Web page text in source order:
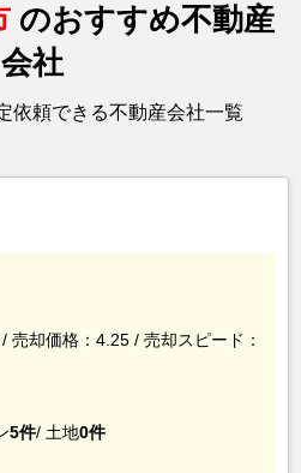
のおすすめ不動産
会社
依頼できる不動産会社一覧
売却価格：4.25 / 売却スピード：
5件/ 土地0件